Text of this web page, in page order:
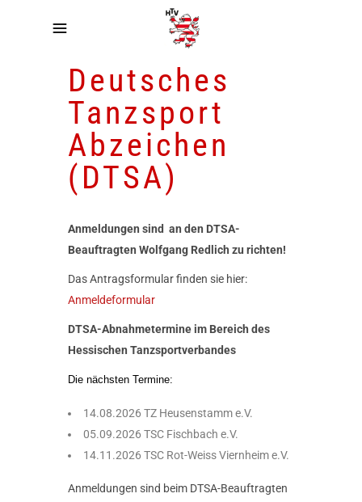
Deutsches
Tanzsport
Abzeichen
(DTSA)
Anmeldungen sind an den DTSA-
Beauftragten Wolfgang Redlich zu richten!
Das Antragsformular finden sie hier:
Anmeldeformular
DTSA-Abnahmetermine im Bereich des
Hessischen Tanzsportverbandes
Die nächsten Termine:
14.08.2026 TZ Heusenstamm e.V.
05.09.2026 TSC Fischbach e.V.
14.11.2026 TSC Rot-Weiss Viernheim e.V.
Anmeldungen sind beim DTSA-Beauftragten